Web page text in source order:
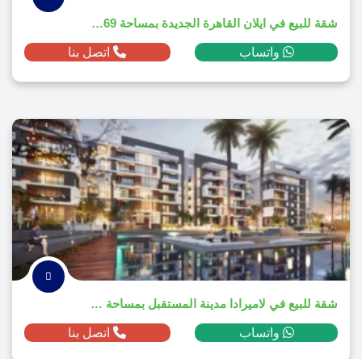
شقة للبيع في ايلان القاهرة الجديدة بمساحة 69م² ومقدم 544,882 ج.م
واتساب اتصل بنا
شقة للبيع في لاميرادا مدينة المستقبل بمساحة 194م² ومقدم 1,663,200 ج.م
واتساب اتصل بنا